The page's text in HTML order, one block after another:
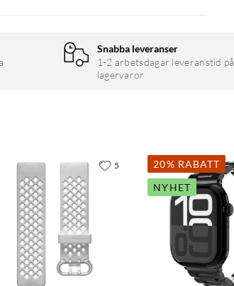
Snabba leveranser
1-2 arbetsdagar leveranstid på
lagervaror
5
20% RABATT
NYHET